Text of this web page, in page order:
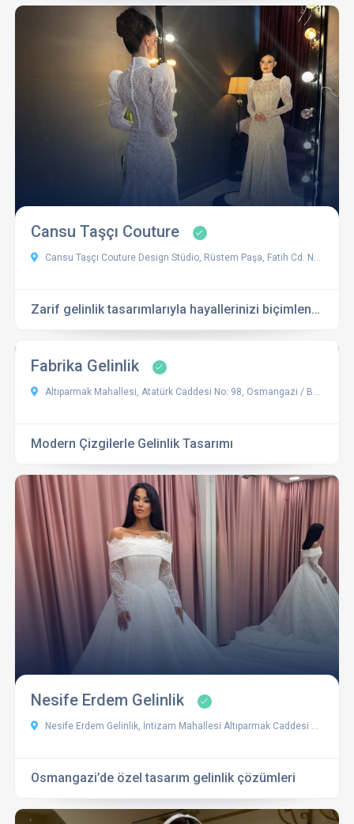
Cansu Taşçı Couture
Cansu Taşçı Couture Design Stüdio, Rüstem Paşa, Fatih Cd. No:21, 77200 Yalova Merkez/Yalova, Türkiye
Zarif gelinlik tasarımlarıyla hayallerinizi biçimlendiren seçenekler
Fabrika Gelinlik
Altıparmak Mahallesi, Atatürk Caddesi No: 98, Osmangazi / Bursa
Modern Çizgilerle Gelinlik Tasarımı
Nesife Erdem Gelinlik
Nesife Erdem Gelinlik, İntizam Mahallesi Altıparmak Caddesi No:38, 16050 Osmangazi/Bursa, Türkiye
Osmangazi’de özel tasarım gelinlik çözümleri